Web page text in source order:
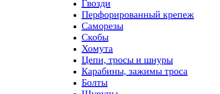
Гвозди
Перфорированный крепеж
Саморезы
Скобы
Хомута
Цепи, тросы и шнуры
Карабины, зажимы троса
Болты